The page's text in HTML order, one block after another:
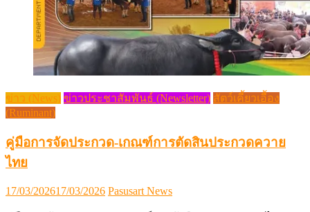
ข่าว (News) ข่าวประชาสัมพันธ์ (Newsletter) สัตว์เคี้ยวเอื้อง
(Ruminant)
คู่มือการจัดประกวด-เกณฑ์การตัดสินประกวดควาย
ไทย
Posted
17/03/202617/03/2026 Author
Pasusart News